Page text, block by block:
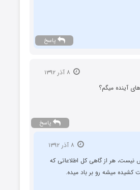
پاسخ
میگم؟
پاسخ
هر از گاهی کل اطلاعاتی که
رو بر باد میده.